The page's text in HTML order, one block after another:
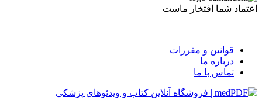
اعتماد شما افتخار ماست
قوانین و مقررات
درباره ما
تماس با ما